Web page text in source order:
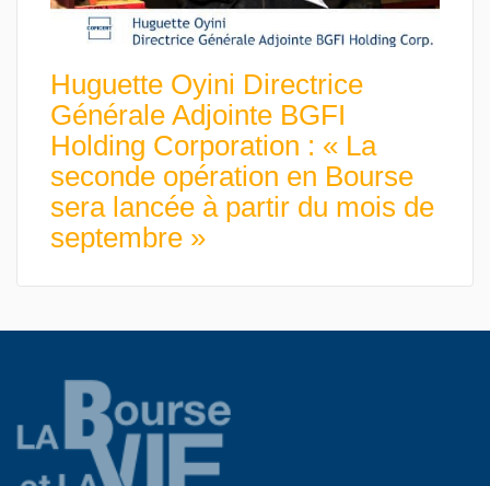
Huguette Oyini Directrice
Générale Adjointe BGFI
Holding Corporation : « La
seconde opération en Bourse
sera lancée à partir du mois de
septembre »